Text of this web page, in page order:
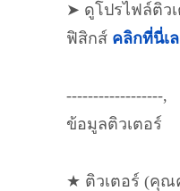
➤ ดูโปรไฟล์ติว
ฟิสิกส์ คลิกที่นี่เ
------------------,
ข้อมูลติวเตอร์
★ ติวเตอร์ (คุณ